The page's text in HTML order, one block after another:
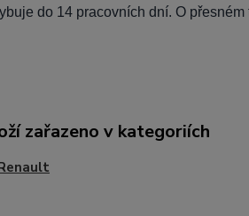
do 14 pracovních dní. O
zařazeno v kategoriích